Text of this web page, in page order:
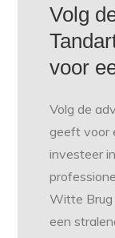
Volg
voor
Volg de
geeft voor
investeer
Witte Brug
een